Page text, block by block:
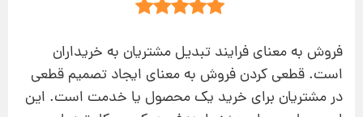
فروش به معنای فرایند تبدیل مشتریان به خریداران
است. قطعی کردن فروش به معنای ایجاد تصمیم قطعی
در مشتریان برای خرید یک محصول یا خدمت است. این